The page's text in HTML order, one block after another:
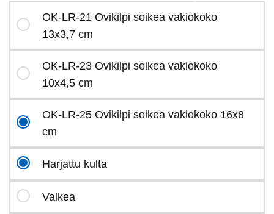
OK-LR-21 Ovikilpi soikea vakiokoko
13x3,7 cm
OK-LR-23 Ovikilpi soikea vakiokoko
10x4,5 cm
OK-LR-25 Ovikilpi soikea vakiokoko 16x8
cm
Harjattu kulta
Valkea